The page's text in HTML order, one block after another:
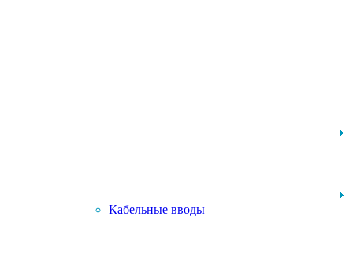
Кабельные вводы